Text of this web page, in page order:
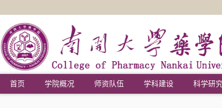
首页 学院概况 师资队伍 学科建设 科学研